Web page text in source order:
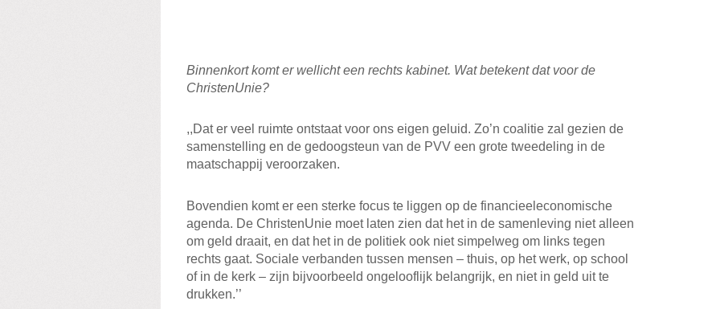
Binnenkort komt er wellicht een rechts kabinet. Wat betekent dat voor de
ChristenUnie?
,,Dat er veel ruimte ontstaat voor ons eigen geluid. Zo’n coalitie zal gezien de
samenstelling en de gedoogsteun van de PVV een grote tweedeling in de
maatschappij veroorzaken.
Bovendien komt er een sterke focus te liggen op de financieeleconomische
agenda. De ChristenUnie moet laten zien dat het in de samenleving niet alleen
om geld draait, en dat het in de politiek ook niet simpelweg om links tegen
rechts gaat. Sociale verbanden tussen mensen – thuis, op het werk, op school
of in de kerk – zijn bijvoorbeeld ongelooflijk belangrijk, en niet in geld uit te
drukken.’’